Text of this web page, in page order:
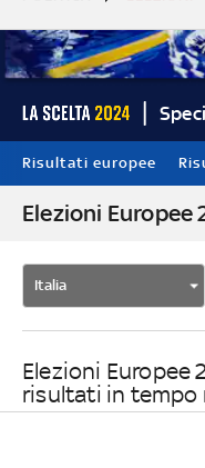
Risultati europee
Elezioni Europee
Italia
Elezioni Europee
risultati in tempo